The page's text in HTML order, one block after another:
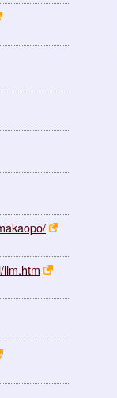
llm.htm